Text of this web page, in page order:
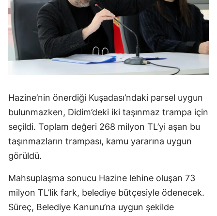
Hazine’nin önerdiği Kuşadası’ndaki parsel uygun
bulunmazken, Didim’deki iki taşınmaz trampa için
seçildi. Toplam değeri 268 milyon TL’yi aşan bu
taşınmazların trampası, kamu yararına uygun
görüldü.
Mahsuplaşma sonucu Hazine lehine oluşan 73
milyon TL’lik fark, belediye bütçesiyle ödenecek.
Süreç, Belediye Kanunu’na uygun şekilde